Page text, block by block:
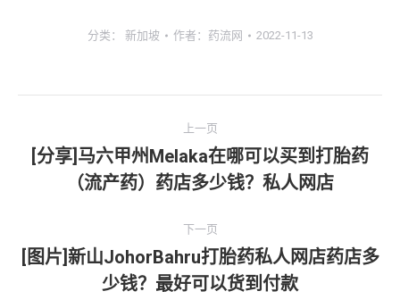
分类： 新加坡 作者： 药流网 2022-11-13
章
上一页
上
一
[分享]马六甲州Melaka在哪可以买到打胎药
（流产药）药店多少钱？私人网店
下一页
下
一
[图片]新山JohorBahru打胎药私人网店药店多
少钱？最好可以货到付款